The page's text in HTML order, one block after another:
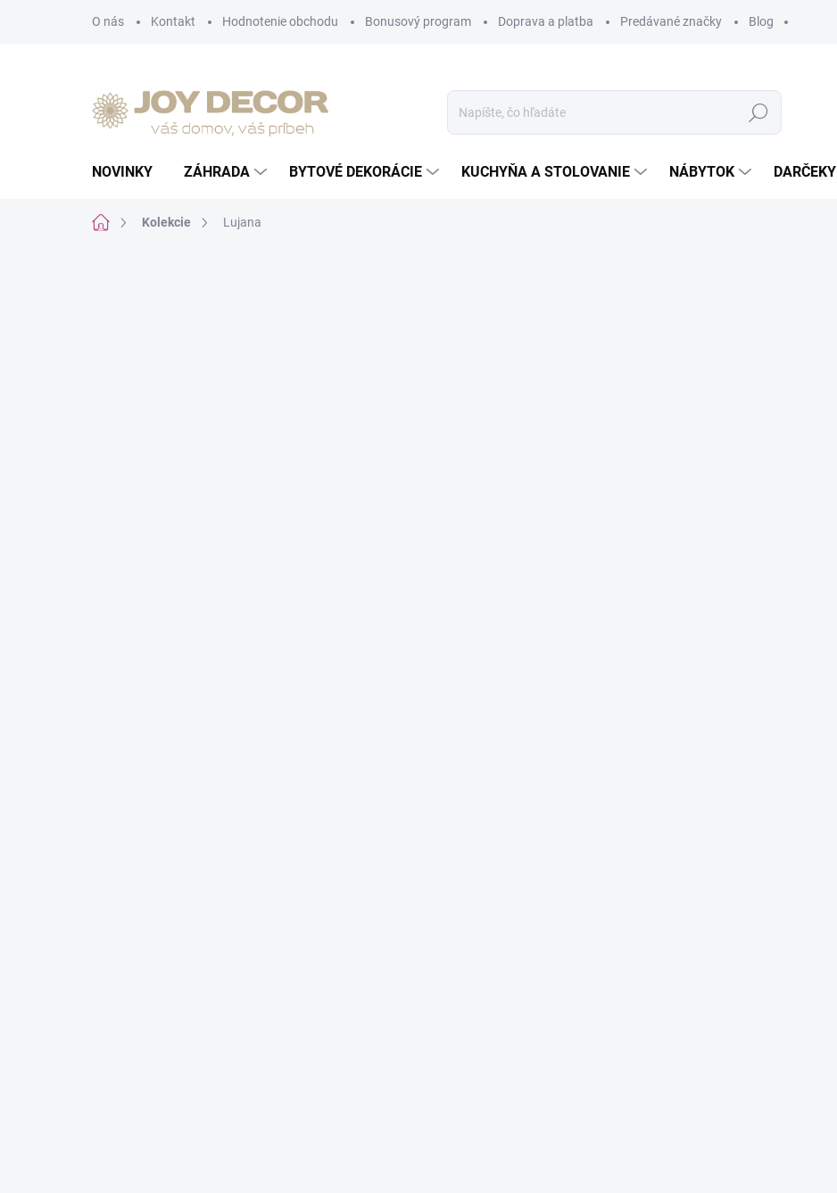
O nás Kontakt Hodnotenie obchodu Bonusový program Doprava a platba Predávané značky Blog
Hľadať
NOVINKY ZÁHRADA BYTOVÉ DEKORÁCIE KUCHYŇA A STOLOVANIE NÁBYTOK DARČEKY
DomovKolekcie Lujana